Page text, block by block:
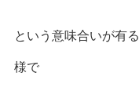
という意味合いが有る
様で